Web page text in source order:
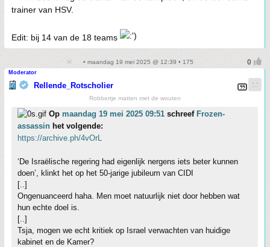
trainer van HSV.
Edit: bij 14 van de 18 teams
• maandag 19 mei 2025 @ 12:39 • 175
Moderator
Rellende_Rotscholier
Robbertje matten met de wouten
Op maandag 19 mei 2025 09:51 schreef Frozen-
assassin het volgende:
https://archive.ph/4vOrL
‘De Israëlische regering had eigenlijk nergens iets beter kunnen
doen’, klinkt het op het 50-jarige jubileum van CIDI
[..]
Ongenuanceerd haha. Men moet natuurlijk niet door hebben wat
hun echte doel is.
[..]
Tsja, mogen we echt kritiek op Israel verwachten van huidige
kabinet en de Kamer?